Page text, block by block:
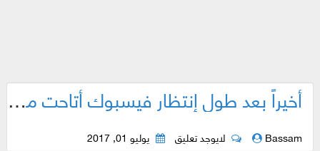
أخيراً بعد طول إنتظار فيسبوك أتاحت ميزة العثور على نقاط الواي فاي المجانية لجميع المستخدمين حول العالم
Bassam لايوجد تعليق يوليو 01, 2017